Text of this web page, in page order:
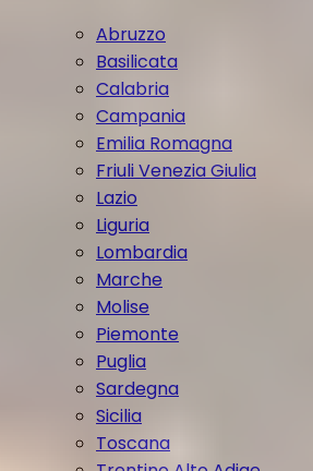
Abruzzo
Basilicata
Calabria
Campania
Emilia Romagna
Friuli Venezia Giulia
Lazio
Liguria
Lombardia
Marche
Molise
Piemonte
Puglia
Sardegna
Sicilia
Toscana